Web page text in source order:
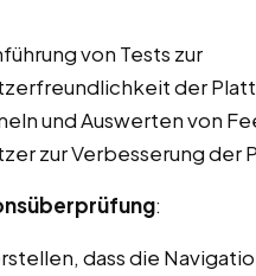
von Tests zur
der
und Auswerten von
zur Verbesserung der
:
dass die